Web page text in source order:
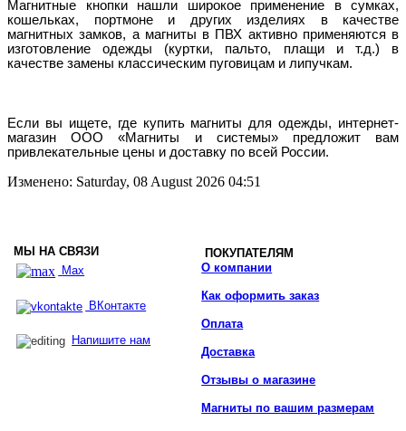
Магнитные кнопки нашли широкое применение в сумках,
кошельках, портмоне и других изделиях в качестве
магнитных замков, а магниты в ПВХ активно применяются в
изготовление одежды (куртки, пальто, плащи и т.д.) в
качестве замены классическим пуговицам и липучкам.
Если вы ищете, где купить магниты для одежды, интернет-
магазин ООО «Магниты и системы» предложит вам
привлекательные цены и доставку по всей России.
Изменено: Saturday, 08 August 2026 04:51
МЫ НА СВЯЗИ
ПОКУПАТЕЛЯМ
Max
ВКонтакте
Напишите нам
О компании
Как оформить заказ
Оплата
Доставка
Отзывы о магазине
Магниты по вашим размерам